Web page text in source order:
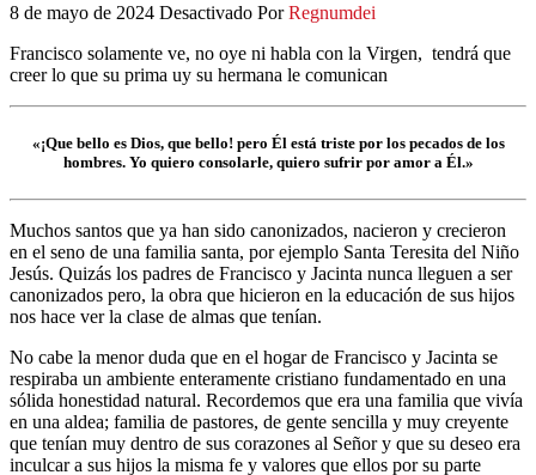
8 de mayo de 2024 Desactivado Por Regnumdei
Francisco solamente ve, no oye ni habla con la Virgen, tendrá que
creer lo que su prima uy su hermana le comunican
«¡Que bello es Dios, que bello! pero Él está triste por los pecados de los
hombres. Yo quiero consolarle, quiero sufrir por amor a Él.»
Muchos santos que ya han sido canonizados, nacieron y crecieron
en el seno de una familia santa, por ejemplo Santa Teresita del Niño
Jesús. Quizás los padres de Francisco y Jacinta nunca lleguen a ser
canonizados pero, la obra que hicieron en la educación de sus hijos
nos hace ver la clase de almas que tenían.
No cabe la menor duda que en el hogar de Francisco y Jacinta se
respiraba un ambiente enteramente cristiano fundamentado en una
sólida honestidad natural. Recordemos que era una familia que vivía
en una aldea; familia de pastores, de gente sencilla y muy creyente
que tenían muy dentro de sus corazones al Señor y que su deseo era
inculcar a sus hijos la misma fe y valores que ellos por su parte